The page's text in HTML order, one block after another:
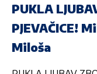
PUKLA
PJEVAČICE!
Miloša